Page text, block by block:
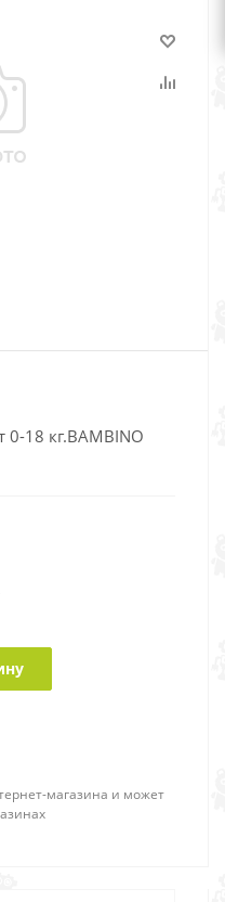
0-18 кг.BAMBINO
магазина и может